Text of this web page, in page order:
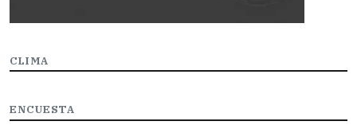
CLIMA
ENCUESTA